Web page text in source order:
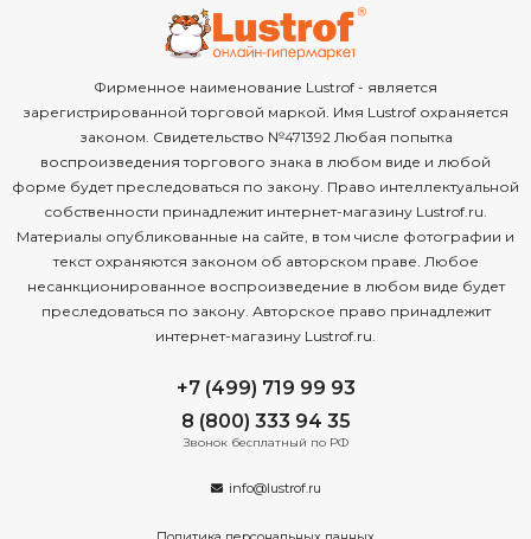
Фирменное наименование Lustrof - является
зарегистрированной торговой маркой. Имя Lustrof охраняется
законом. Свидетельство №471392 Любая попытка
воспроизведения торгового знака в любом виде и любой
форме будет преследоваться по закону. Право интеллектуальной
собственности принадлежит интернет-магазину Lustrof.ru.
Материалы опубликованные на сайте, в том числе фотографии и
текст охраняются законом об авторском праве. Любое
несанкционированное воспроизведение в любом виде будет
преследоваться по закону. Авторское право принадлежит
интернет-магазину Lustrof.ru.
+7 (499) 719 99 93
8 (800) 333 94 35
Звонок бесплатный по РФ
info@lustrof.ru